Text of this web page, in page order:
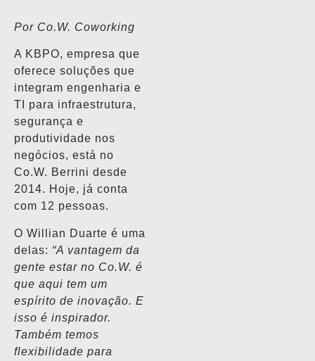
Por Co.W. Coworking
A KBPO, empresa que
oferece soluções que
integram engenharia e
TI para infraestrutura,
segurança e
produtividade nos
negócios, está no
Co.W. Berrini desde
2014. Hoje, já conta
com 12 pessoas.
O Willian Duarte é uma
delas: “A vantagem da
gente estar no Co.W. é
que aqui tem um
espírito de inovação. E
isso é inspirador.
Também temos
flexibilidade para